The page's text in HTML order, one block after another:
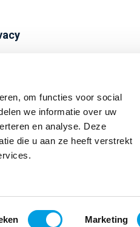
om functies voor social
we informatie over uw
en analyse. Deze
die u aan ze heeft verstrekt
Marketing